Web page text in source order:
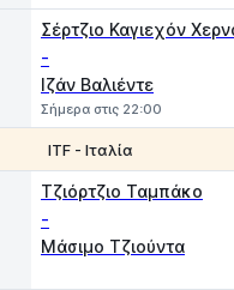
Σέρτζιο Καγιεχόν
-
Ιζάν Βαλιέντε
Σήμερα στις 22:00
ITF - Ιταλία
Τζιόρτζιο Ταμπάκο
-
Μάσιμο Τζιούντα